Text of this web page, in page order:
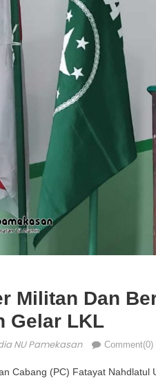
Militan Dan
Gelar LKL
NU Pamekasan Comment(0)
Cabang (PC) Fatayat Nahdlatul